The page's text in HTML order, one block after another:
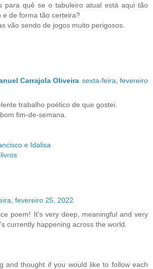
para quê se o tabuleiro atual está aqui tão
e de forma tão certeira?
vão sendo de jogos muito perigosos.
Carrajola Oliveira sexta-feira, fevereiro
trabalho poético de que gostei.
fim-de-semana.
e Idalisa
fevereiro 25, 2022
poem! It's very deep, meaningful and very
currently happening across the world.
and thought if you would like to follow each